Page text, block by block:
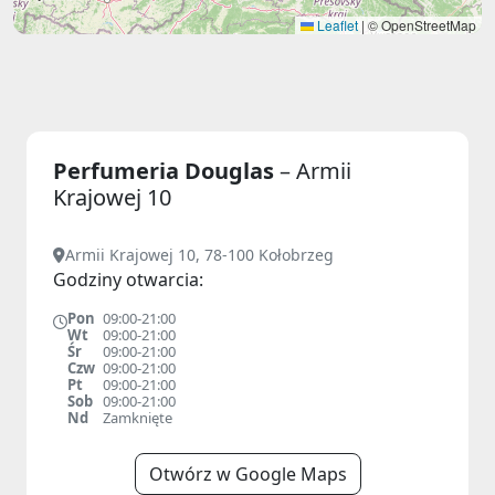
Leaflet | © OpenStreetMap
Perfumeria Douglas– Armii
Krajowej 10
Armii Krajowej 10, 78-100 Kołobrzeg
Godziny otwarcia:
Pon 09:00-21:00
Wt
09:00-21:00
Śr
09:00-21:00
Czw 09:00-21:00
Pt
09:00-21:00
Sob 09:00-21:00
Nd
Zamknięte
Otwórz w Google Maps